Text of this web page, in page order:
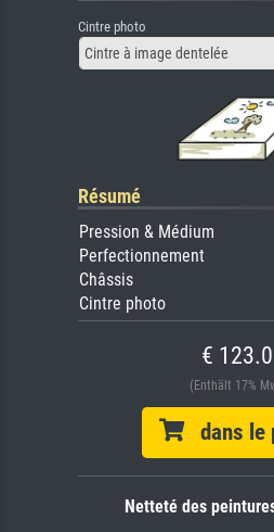
Cintre photo
Cintre à image dentelée
Résumé
Pression & Médium
Perfectionnement
Châssis
Cintre photo
€
(Enthält 17%
dans le
Netteté des